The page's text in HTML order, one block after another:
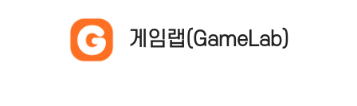
게임랩(GameLab)